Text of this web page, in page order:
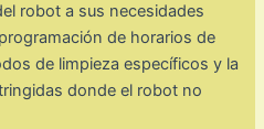
robot a sus necesidades
de horarios de
de limpieza específicos y la
donde el robot no